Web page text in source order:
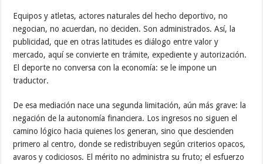
Equipos y atletas, actores naturales del hecho deportivo, no
negocian, no acuerdan, no deciden. Son administrados. Así, la
publicidad, que en otras latitudes es diálogo entre valor y
mercado, aquí se convierte en trámite, expediente y autorización.
El deporte no conversa con la economía: se le impone un
traductor.
De esa mediación nace una segunda limitación, aún más grave: la
negación de la autonomía financiera. Los ingresos no siguen el
camino lógico hacia quienes los generan, sino que descienden
primero al centro, donde se redistribuyen según criterios opacos,
avaros y codiciosos. El mérito no administra su fruto; el esfuerzo